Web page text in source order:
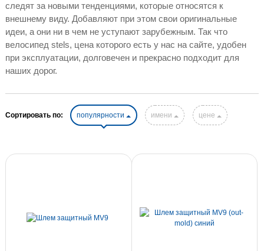
следят за новыми тенденциями, которые относятся к
внешнему виду. Добавляют при этом свои оригинальные
идеи, а они ни в чем не уступают зарубежным. Так что
велосипед stels, цена которого есть у нас на сайте, удобен
при эксплуатации, долговечен и прекрасно подходит для
наших дорог.
Сортировать по: популярности имени цене